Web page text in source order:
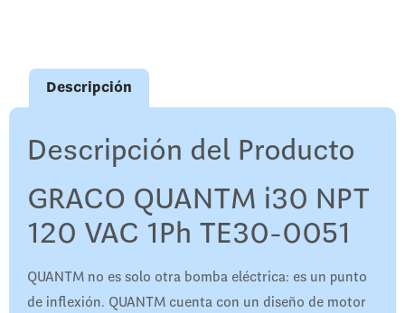
Descripción
Descripción del Producto
GRACO QUANTM i30 NPT
120 VAC 1Ph TE30-0051
QUANTM no es solo otra bomba eléctrica: es un punto
de inflexión. QUANTM cuenta con un diseño de motor